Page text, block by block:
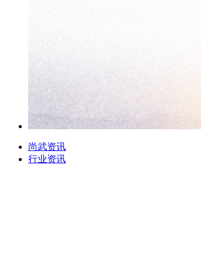
尚武资讯
行业资讯